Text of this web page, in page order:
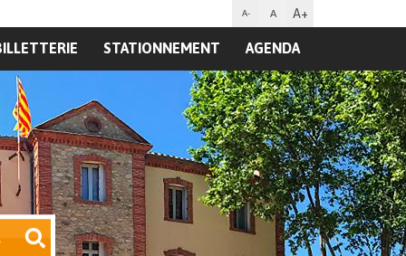
A- A A+
STATIONNEMENT AGENDA